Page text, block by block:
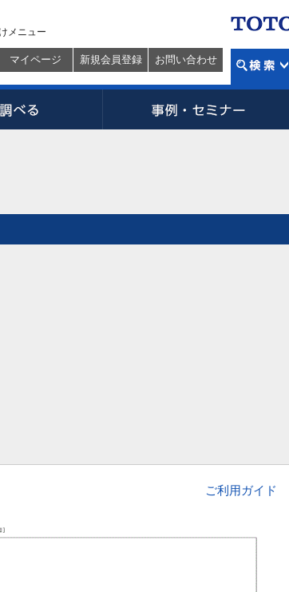
メニュー
マイページ 新規会員登録 お問い合わせ
ご利用ガイド